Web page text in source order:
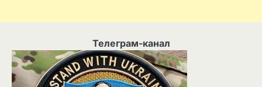
Телеграм-канал